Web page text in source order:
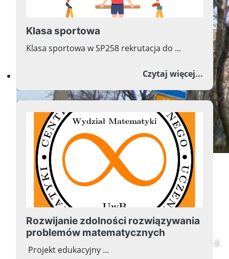
Witamy na stronie
Szkoły Podstawowej nr 258
Witamy na stronie
Szkoły Podstawowej nr 258
Klasa sportowa
Klasa sportowa w SP258 rekrutacja do ...
Czytaj więcej...o
Rozwijanie zdolności rozwiązywania
problemów matematycznych
Projekt edukacyjny ...